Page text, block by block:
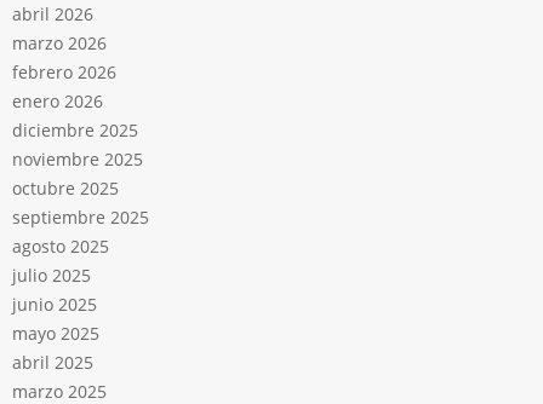
abril 2026
marzo 2026
febrero 2026
enero 2026
diciembre 2025
noviembre 2025
octubre 2025
septiembre 2025
agosto 2025
julio 2025
junio 2025
mayo 2025
abril 2025
marzo 2025